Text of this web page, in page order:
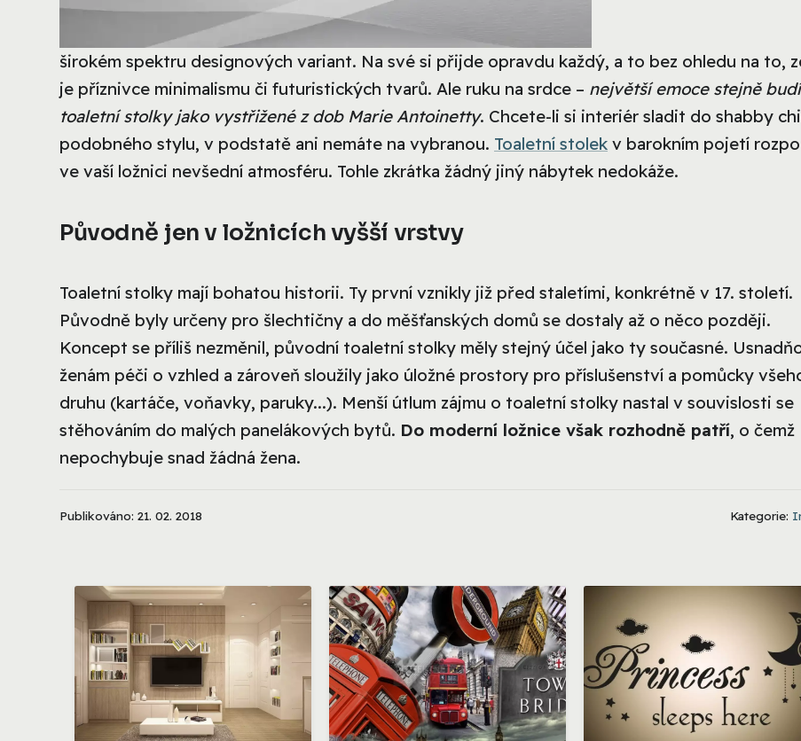
širokém spektru designových variant. Na své si přijde opravdu každý, a to bez ohledu na to,
je příznivce minimalismu či futuristických tvarů. Ale ruku na srdce – největší emoce stejně budí
toaletní stolky jako vystřižené z dob Marie Antoinetty. Chcete-li si interiér sladit do shabby
podobného stylu, v podstatě ani nemáte na vybranou. Toaletní stolek v barokním pojetí
ve vaší ložnici nevšední atmosféru. Tohle zkrátka žádný jiný nábytek nedokáže.
Původně jen v ložnicích vyšší vrstvy
Toaletní stolky mají bohatou historii. Ty první vznikly již před staletími, konkrétně v 17. století.
Původně byly určeny pro šlechtičny a do měšťanských domů se dostaly až o něco později.
Koncept se příliš nezměnil, původní toaletní stolky měly stejný účel jako ty současné.
ženám péči o vzhled a zároveň sloužily jako úložné prostory pro příslušenství a pomůcky
druhu (kartáče, voňavky, paruky...). Menší útlum zájmu o toaletní stolky nastal v souvislosti se
stěhováním do malých panelákových bytů. Do moderní ložnice však rozhodně patří, o čemž
nepochybuje snad žádná žena.
Publikováno: 21. 02. 2018 Kategorie: